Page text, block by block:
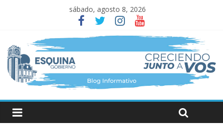
sábado, agosto 8, 2026